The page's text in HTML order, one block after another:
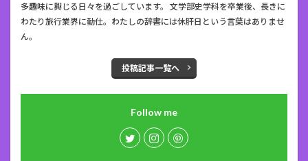
多趣味に興じる日々を過ごしています。 文学部史学科を卒業後、長きに
わたり旅行業界に勤仕。わたしの辞書には休肝日という言葉はありませ
ん。
投稿記事一覧へ
Follow me